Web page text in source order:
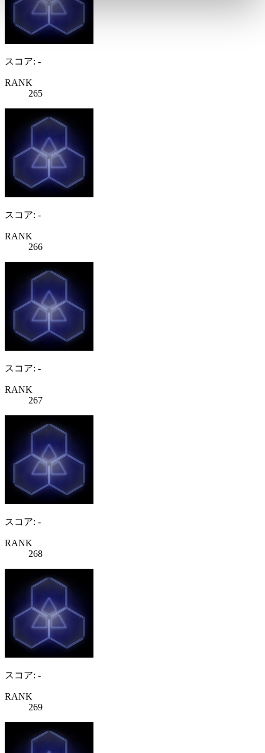
スコア: -
RANK
265
スコア: -
RANK
266
スコア: -
RANK
267
スコア: -
RANK
268
スコア: -
RANK
269